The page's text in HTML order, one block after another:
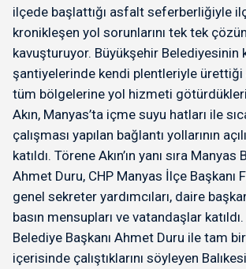
ilçede başlattığı asfalt seferberliğiyle
kronikleşen yol sorunlarını tek tek
kavuşturuyor. Büyükşehir Belediyesinin
şantiyelerinde kendi plentleriyle
tüm bölgelerine yol hizmeti
Akın, Manyas’ta içme suyu hatları ile
çalışması yapılan bağlantı yollarının
katıldı. Törene Akın’ın yanı sıra
Ahmet Duru, CHP Manyas İlçe Başkanı
genel sekreter yardımcıları, daire
basın mensupları ve vatandaşlar
Belediye Başkanı Ahmet Duru ile tam
içerisinde çalıştıklarını söyleyen